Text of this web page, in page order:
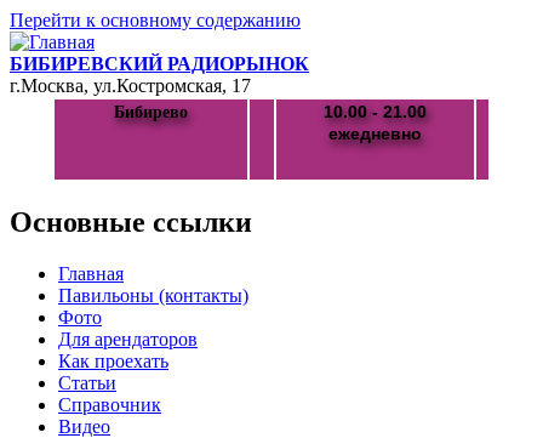
Перейти к основному содержанию
БИБИРЕВСКИЙ РАДИОРЫНОК
г.Москва, ул.Костромская, 17
Бибирево
10.00 - 21.00
ежедневно
Основные ссылки
Главная
Павильоны (контакты)
Фото
Для арендаторов
Как проехать
Статьи
Справочник
Видео